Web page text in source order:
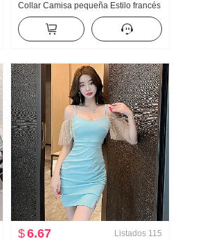
Collar Camisa pequeña Estilo francés
Suave Viento Estampado floral Falda
Mujer Cintura elástica Vertical
Colgante Sentido Adelgazante Falda
$6.67 Listados 115